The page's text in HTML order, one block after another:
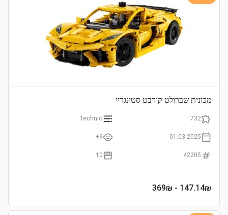
מכונית שברולט קורבט סטינגריי
732
Technic
01.03.2025
9+
42205
10
147.14₪
- 369₪